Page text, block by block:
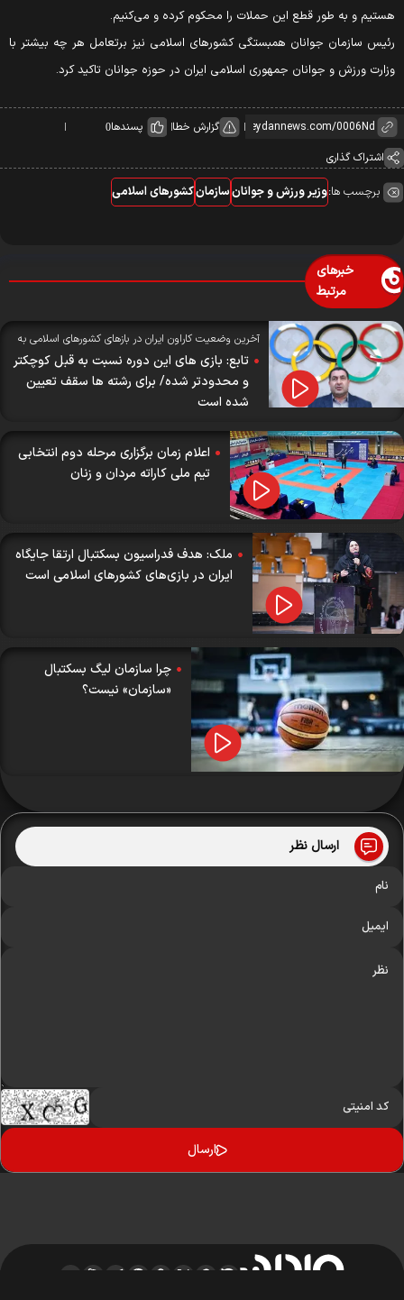
و به طور قطع این حملات را محکوم کرده و می‌کنیم.
سازمان جوانان همبستگی کشورهای اسلامی نیز برتعامل هر چه بیشتر با
ورزش و جوانان جمهوری اسلامی ایران در حوزه جوانان تاکید کرد.
گزارش خطا پسندها0
اشتراک گذاری
برچسب ها:وزیر ورزش و جوانانسازمانکشورهای اسلامی
خبرهای
مرتبط
آخرین وضعیت کاراون ایران در بازهای کشورهای اسلامی به
روایت سرپرست؛
تابع: بازی های این دوره نسبت به قبل کوچکتر
و محدودتر شده/ برای رشته ها سقف تعیین
شده است
اعلام زمان برگزاری مرحله دوم انتخابی
تیم ملی کاراته مردان و زنان
ملک: هدف فدراسیون بسکتبال ارتقا جایگاه
ایران در بازی‌های کشورهای اسلامی است
چرا سازمان لیگ بسکتبال
«سازمان» نیست؟
ارسال نظر